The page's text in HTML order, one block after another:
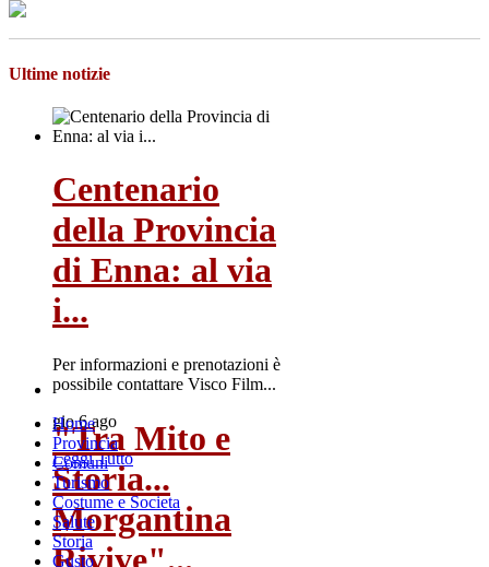
Ultime notizie
Centenario
della Provincia
di Enna: al via
i...
Per informazioni e prenotazioni è
possibile contattare Visco Film...
gio 6 ago
Leggi Tutto
"Tra Mito e
Storia...
Morgantina
Home
Provincia
Comuni
Turismo
Costume e Societa
Salute
Storia
Gusto